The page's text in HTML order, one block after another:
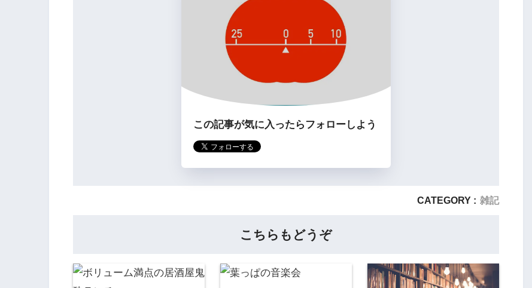
この記事が気に入ったらフォローしよう
CATEGORY : 雑記
こちらもどうぞ